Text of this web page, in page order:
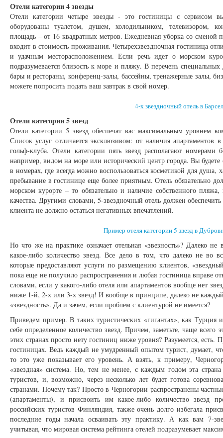
Отели категории 4 звезды
Отели категории четыре звезды - это гостиницы с сервисом
оборудованы туалетом, душем, холодильником, телевизором,
площадь – от 16 квадратных метров. Ежедневная уборка со сменой
входит в стоимость проживания. Четырехзвездночная гостиница
и удачным месторасположением. Если речь идет о морском
подразумевается близость к море и пляжу. В перечень
бары и рестораны, конференц-залы, бассейны, тренажерные залы,
можете попросить подать ваш завтрак в свой номер.
4-х звездночный отель в
Отели категории 5 звезд
Отели категории 5 звезд обеспечат вас максимальным уровнем
Список услуг отличается эксклюзивом: от наличия апартаментов
гольф-клуба. Отели категории пять звезд располагают
например, видом на море или исторический центр города. Вы
в номерах, где всегда можно воспользоваться косметикой для
пребывание в гостинице еще более приятным. Отель обязательно
морском курорте – то обязательно и наличие собственного
качества. Другими словами, 5-звездночный отель должен
клиента не должно остаться негативных впечатлений.
Пример отеля категории 5 звезд в
Но что же на практике означает отельная «звезность»? Далеко
какое-либо количество звезд. Все дело в том, что далеко не во
которые предоставляют услуги по размещению клиентов,
пока еще не получило распространения и любая гостиница вправе
словами, если у какого-либо отеля или апартаментов вообще нет
ниже 1-й, 2-х или 3-х звезд! И вообще в принципе, далеко не каждый
«звездность». Да и зачем, если проблем с клиентурой не имеется?
Приведем пример. В таких туристических «гигантах», как Турция
себе определенное количество звезд. Причем, заметьте, чаще всего
этих странах просто нету гостиниц ниже уровня? Разумеется, есть.
гостиницах. Ведь каждый не умудренный опытом турист, думает,
то это уже показывает его уровень. А взять, к примеру,
«звездная» система. Но, тем не менее, с каждым годом эта
туристов, и, возможно, через несколько лет будет готова
странами. Почему так? Просто в Черногории распространены
(апартаменты), и присвоить им какое-либо количество звезд
российских туристов Финляндия, также очень долго избегала
последние годы начала осваивать эту практику. А как вам 7-
учитывая, что мировая система рейтинга отелей подразумевает